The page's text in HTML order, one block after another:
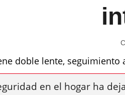
doble lente,
en el hogar ha